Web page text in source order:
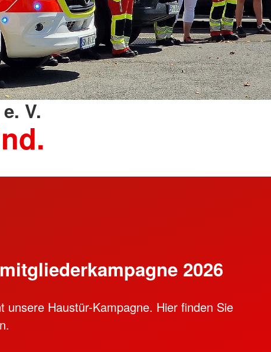
V.
2026
unsere Haustür-Kampagne. Hier finden Sie